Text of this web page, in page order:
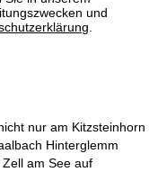
und
nur am Kitzsteinhorn
Hinterglemm
am See auf